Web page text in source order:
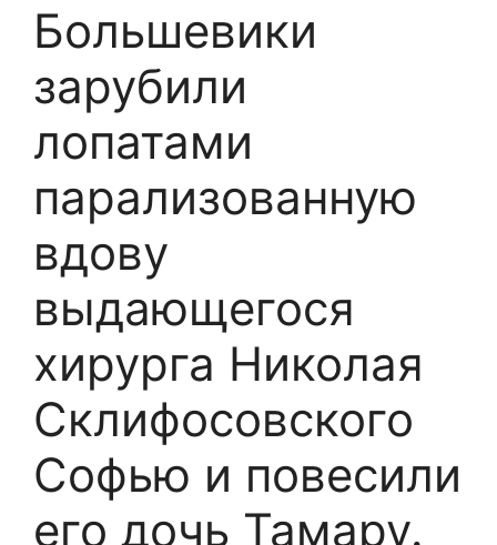
Большевики
зарубили
лопатами
парализованную
вдову
выдающегося
хирурга Николая
Склифосовского
Софью и повесили
его дочь Тамару.